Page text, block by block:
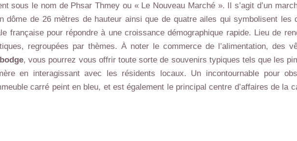
sous le nom de Phsar Thmey ou « Le Nouveau Marché ». Il s’agit d’un
dôme de 26 mètres de hauteur ainsi que de quatre ailes qui symbolisent
française pour répondre à une croissance démographique rapide. Lieu de
regroupées par thèmes. À noter le commerce de l’alimentation, des
, vous pourrez vous offrir toute sorte de souvenirs typiques tels que les
en interagissant avec les résidents locaux. Un incontournable pour
carré peint en bleu, et est également le principal centre d’affaires de la